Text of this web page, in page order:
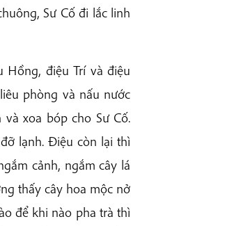
Sư Cố đi lắc linh
Hồng, điệu Trí và điệu
phòng và nấu nước
xoa bóp cho Sư Cố.
lạnh. Điệu còn lại thì
cảnh, ngắm cây lá
thấy cây hoa mộc nở
để khi nào pha trà thì